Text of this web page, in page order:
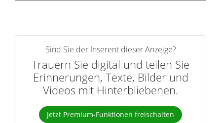
Sind Sie der Inserent dieser Anzeige?
Trauern Sie digital und teilen Sie
Erinnerungen, Texte, Bilder und
Videos mit Hinterbliebenen.
Jetzt Premium-Funktionen freischalten